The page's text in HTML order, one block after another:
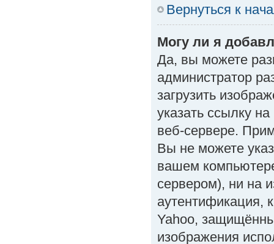
Вернуться к
Могу ли я
Да, вы можете
администратор
загрузить
указать ссылку
веб-сервере.
Вы не можете
вашем
сервером), ни на
аутентификация,
Yahoo,
изображения